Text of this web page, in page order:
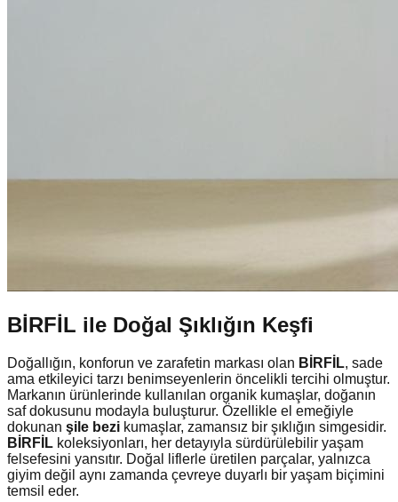
BİRFİL ile Doğal Şıklığın Keşfi
Doğallığın, konforun ve zarafetin markası olan BİRFİL, sade
ama etkileyici tarzı benimseyenlerin öncelikli tercihi olmuştur.
Markanın ürünlerinde kullanılan organik kumaşlar, doğanın
saf dokusunu modayla buluşturur. Özellikle el emeğiyle
dokunan şile bezi kumaşlar, zamansız bir şıklığın simgesidir.
BİRFİL koleksiyonları, her detayıyla sürdürülebilir yaşam
felsefesini yansıtır. Doğal liflerle üretilen parçalar, yalnızca
giyim değil aynı zamanda çevreye duyarlı bir yaşam biçimini
temsil eder.